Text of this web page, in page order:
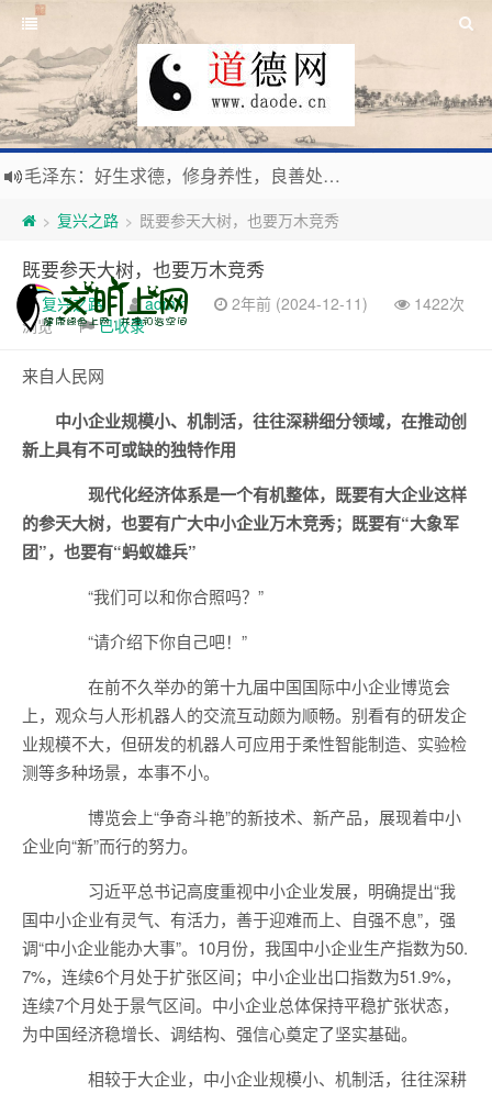
毛泽东：好生求德，修身养性，良善处世，信仰天人合一之大道。
新时代地球村人类命运与共，全球共建更加和平发展美丽和谐的家园，全体共享人类发展成果，共创道行德盛道德王国
> 复兴之路 > 既要参天大树，也要万木竞秀
既要参天大树，也要万木竞秀
复兴之路 admin 2年前 (2024-12-11)
1422次
浏览
已收录
来自人民网
中小企业规模小、机制活，往往深耕细分领域，在推动创
新上具有不可或缺的独特作用
现代化经济体系是一个有机整体，既要有大企业这样
的参天大树，也要有广大中小企业万木竞秀；既要有“大象军
团”，也要有“蚂蚁雄兵”
“我们可以和你合照吗？”
“请介绍下你自己吧！”
在前不久举办的第十九届中国国际中小企业博览会
上，观众与人形机器人的交流互动颇为顺畅。别看有的研发企
业规模不大，但研发的机器人可应用于柔性智能制造、实验检
测等多种场景，本事不小。
博览会上“争奇斗艳”的新技术、新产品，展现着中小
企业向“新”而行的努力。
习近平总书记高度重视中小企业发展，明确提出“我
国中小企业有灵气、有活力，善于迎难而上、自强不息”，强
调“中小企业能办大事”。10月份，我国中小企业生产指数为50.
7%，连续6个月处于扩张区间；中小企业出口指数为51.9%，
连续7个月处于景气区间。中小企业总体保持平稳扩张状态，
为中国经济稳增长、调结构、强信心奠定了坚实基础。
相较于大企业，中小企业规模小、机制活，往往深耕